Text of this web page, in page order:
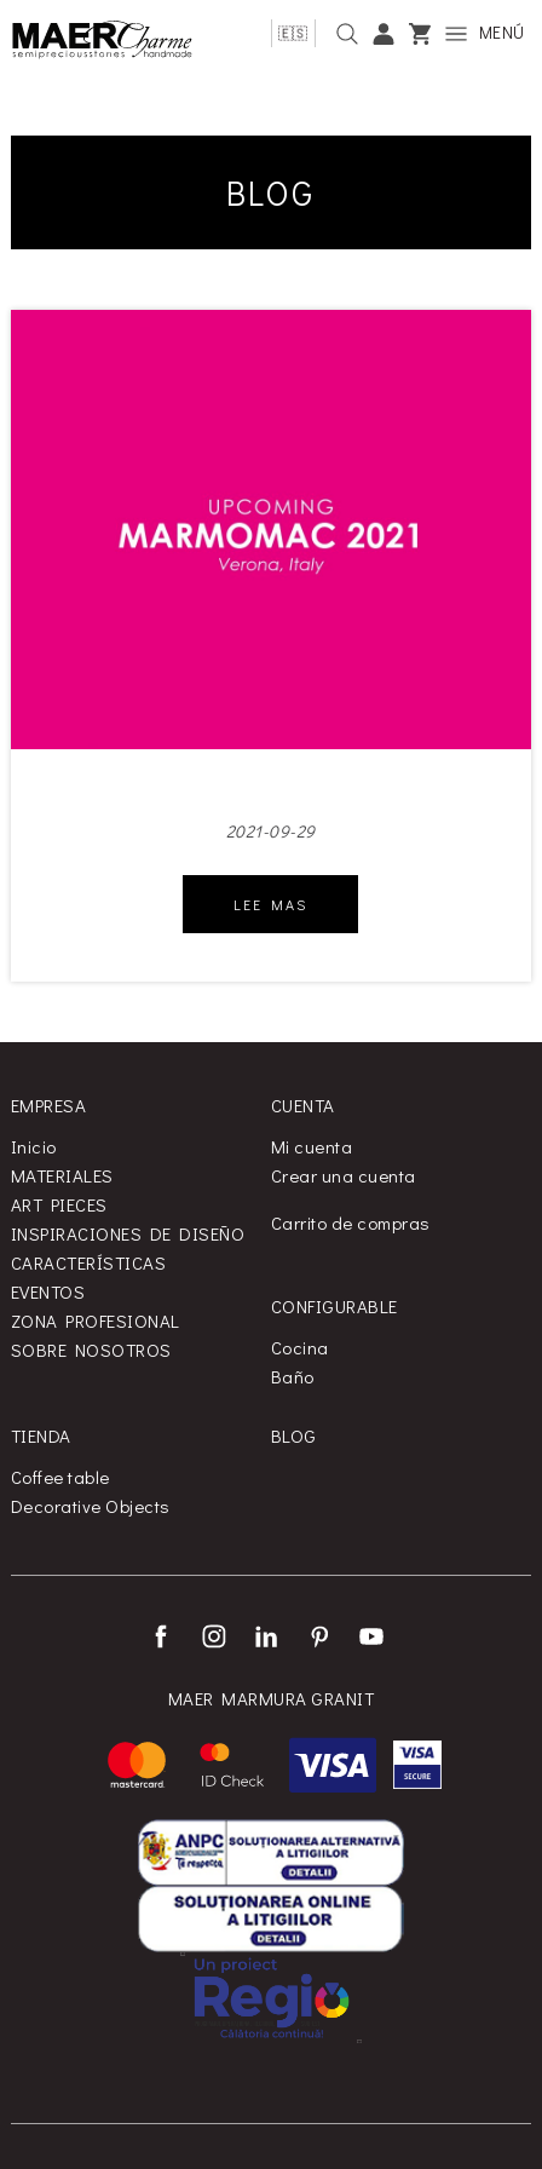
🇪🇸 MENÚ
BLOG
2021-09-29
LEE MAS
EMPRESA
Inicio
MATERIALES
ART PIECES
INSPIRACIONES DE DISEÑO
CARACTERÍSTICAS
EVENTOS
ZONA PROFESIONAL
SOBRE NOSOTROS
CUENTA
Mi cuenta
Crear una cuenta
Carrito de compras
CONFIGURABLE
Cocina
Baño
TIENDA
Coffee table
Decorative Objects
BLOG
MAER MARMURA GRANIT